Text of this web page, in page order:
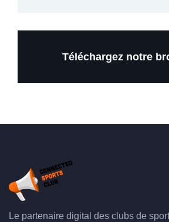
Téléchargez notre
Le partenaire digital des clubs de